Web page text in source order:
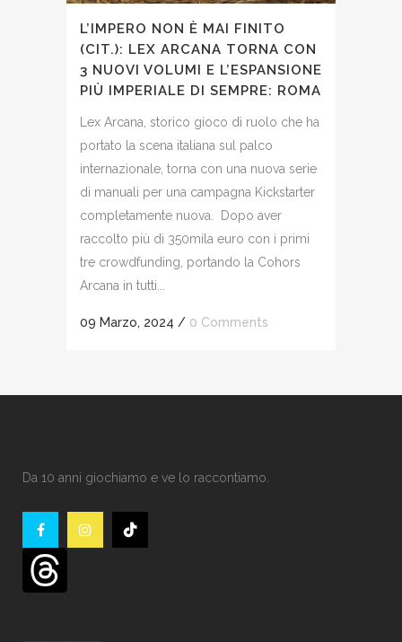
L’IMPERO NON È MAI FINITO
(CIT.): LEX ARCANA TORNA CON
3 NUOVI VOLUMI E L’ESPANSIONE
PIÙ IMPERIALE DI SEMPRE: ROMA
Lex Arcana, storico gioco di ruolo che ha
portato la scena italiana sul palco
internazionale, torna con una nuova serie
di manuali per una campagna Kickstarter
completamente nuova. Dopo aver
raccolto più di 350mila euro con i primi
tre crowdfunding, portando la Cohors
Arcana in tutti...
09 Marzo, 2024 / 0 Comments
Da 10 anni giochiamo e ve lo raccontiamo.